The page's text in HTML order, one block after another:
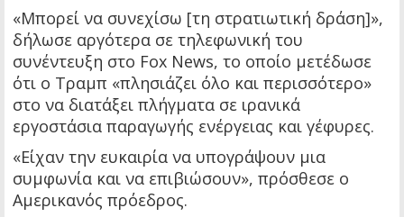
«Μπορεί να συνεχίσω [τη στρατιωτική δράση]»,
δήλωσε αργότερα σε τηλεφωνική του
συνέντευξη στο Fox News, το οποίο μετέδωσε
ότι ο Τραμπ «πλησιάζει όλο και περισσότερο»
στο να διατάξει πλήγματα σε ιρανικά
εργοστάσια παραγωγής ενέργειας και γέφυρες.
«Είχαν την ευκαιρία να υπογράψουν μια
συμφωνία και να επιβιώσουν», πρόσθεσε ο
Αμερικανός πρόεδρος.